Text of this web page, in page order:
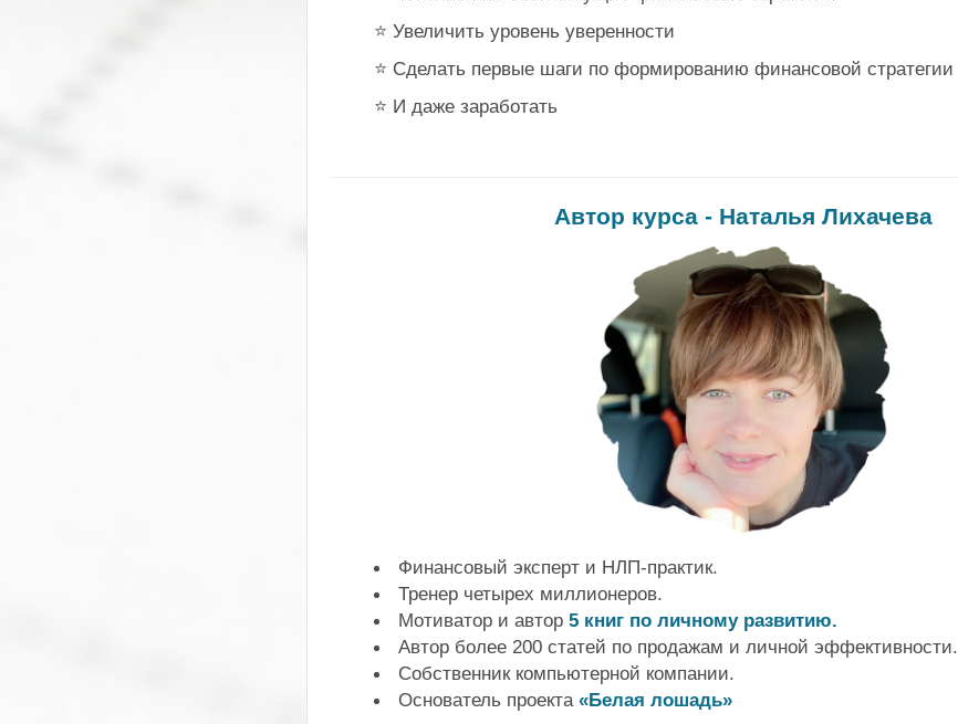
⭐ Увеличить уровень уверенности
⭐ Сделать первые шаги по формированию финансовой стратегии
⭐ И даже заработать
Автор курса - Наталья Лихачева
Финансовый эксперт и НЛП-практик.
Тренер четырех миллионеров.
Мотиватор и автор 5 книг по личному развитию.
Автор более 200 статей по продажам и личной эффективности.
Собственник компьютерной компании.
Основатель проекта «Белая лошадь»